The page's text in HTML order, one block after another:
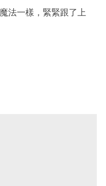
法一樣，緊緊跟了上